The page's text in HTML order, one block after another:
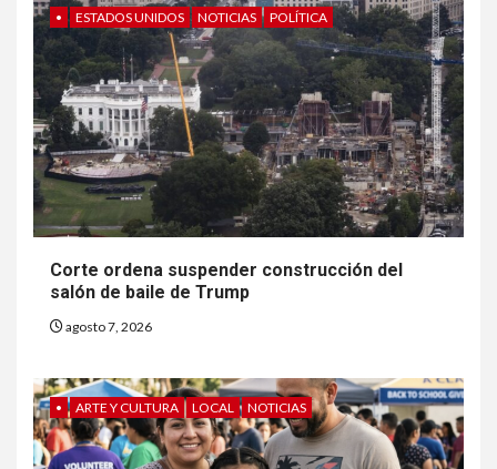
• ESTADOS UNIDOS NOTICIAS POLÍTICA
Corte ordena suspender construcción del
salón de baile de Trump
agosto 7, 2026
• ARTE Y CULTURA LOCAL NOTICIAS